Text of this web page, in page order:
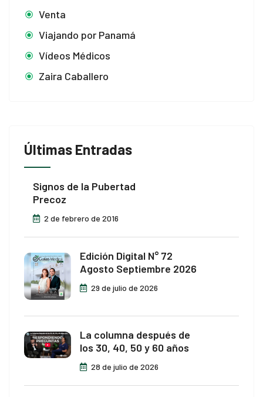
Venta
Viajando por Panamá
Vídeos Médicos
Zaira Caballero
Últimas Entradas
Signos de la Pubertad
Precoz
2 de febrero de 2016
Edición Digital N° 72
Agosto Septiembre 2026
29 de julio de 2026
La columna después de
los 30, 40, 50 y 60 años
28 de julio de 2026